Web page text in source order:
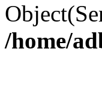
/home/